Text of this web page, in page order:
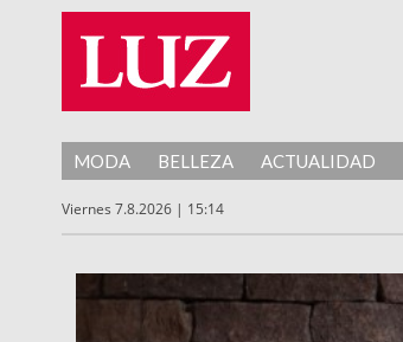
MODA BELLEZA ACTUALIDAD
Viernes 7.8.2026 | 15:14